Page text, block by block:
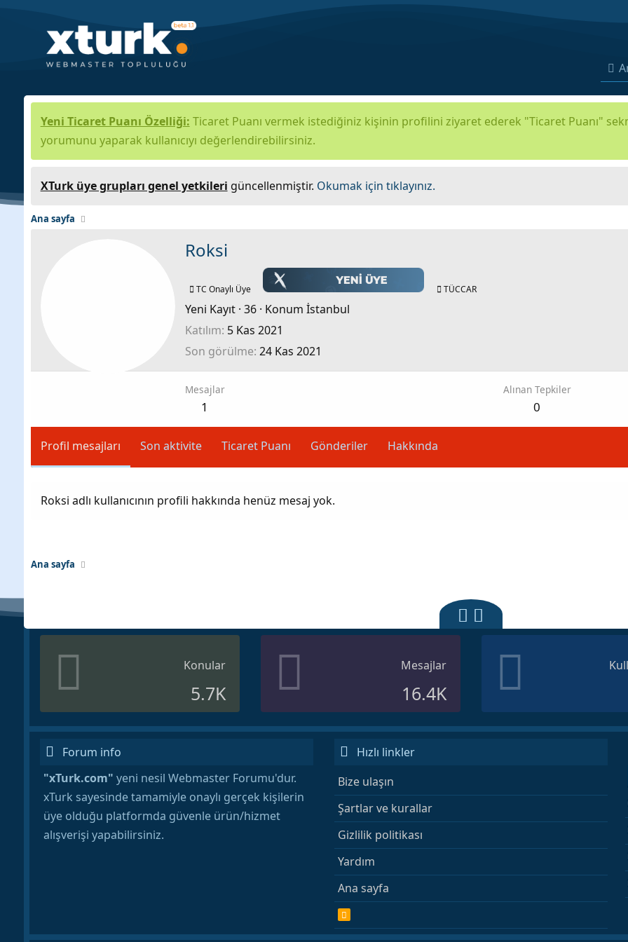
Yeni Ticaret Puanı Özelliği: Ticaret Puanı vermek istediğiniz kişinin profilini ziyaret ederek "Ticaret Puanı"
yorumunu yaparak kullanıcıyı değerlendirebilirsiniz.
XTurk üye grupları genel yetkileri güncellenmiştir. Okumak için tıklayınız.
Ana sayfa
Roksi
TC Onaylı Üye TÜCCAR
Yeni Kayıt · 36 · Konum İstanbul
Katılım 5 Kas 2021
Son görülme 24 Kas 2021
Mesajlar
1
Alınan Tepkiler
0
Profil mesajları Son aktivite Ticaret Puanı Gönderiler Hakkında
Roksi adlı kullanıcının profili hakkında henüz mesaj yok.
Ana sayfa
Konular
5.7K
Mesajlar
16.4K
Forum info
"xTurk.com" yeni nesil Webmaster Forumu'dur.
xTurk sayesinde tamamiyle onaylı gerçek kişilerin
üye olduğu platformda güvenle ürün/hizmet
alışverişi yapabilirsiniz.
Hızlı linkler
Bize ulaşın
Şartlar ve kurallar
Gizlilik politikası
Yardım
Ana sayfa
R
S
S